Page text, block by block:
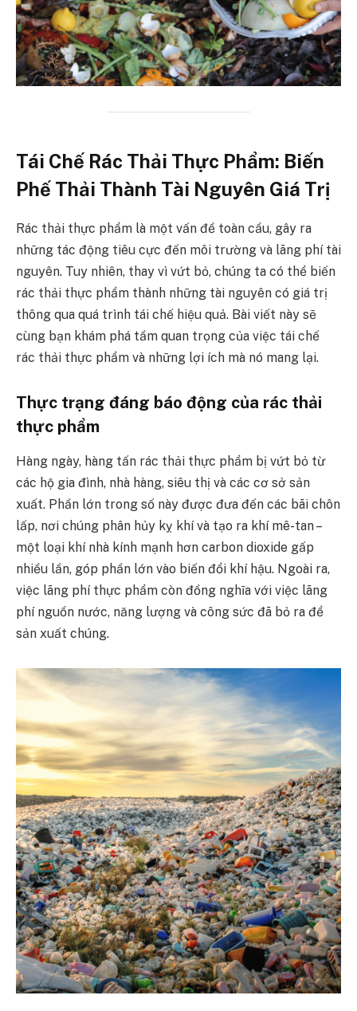
Tái Chế Rác Thải Thực Phẩm: Biến
Phế Thải Thành Tài Nguyên Giá Trị
Rác thải thực phẩm là một vấn đề toàn cầu, gây ra
những tác động tiêu cực đến môi trường và lãng phí tài
nguyên. Tuy nhiên, thay vì vứt bỏ, chúng ta có thể biến
rác thải thực phẩm thành những tài nguyên có giá trị
thông qua quá trình tái chế hiệu quả. Bài viết này sẽ
cùng bạn khám phá tầm quan trọng của việc tái chế
rác thải thực phẩm và những lợi ích mà nó mang lại.
Thực trạng đáng báo động của rác thải
thực phẩm
Hàng ngày, hàng tấn rác thải thực phẩm bị vứt bỏ từ
các hộ gia đình, nhà hàng, siêu thị và các cơ sở sản
xuất. Phần lớn trong số này được đưa đến các bãi chôn
lấp, nơi chúng phân hủy kỵ khí và tạo ra khí mê-tan –
một loại khí nhà kính mạnh hơn carbon dioxide gấp
nhiều lần, góp phần lớn vào biến đổi khí hậu. Ngoài ra,
việc lãng phí thực phẩm còn đồng nghĩa với việc lãng
phí nguồn nước, năng lượng và công sức đã bỏ ra để
sản xuất chúng.